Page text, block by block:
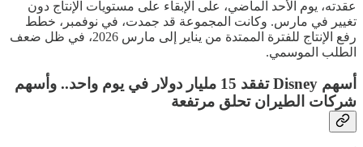
عقدته، يوم الأحد الماضي، على الإبقاء على مستويات الإنتاج دون
تغيير في مارس. وكانت المجموعة قد جمدت، في نوفمبر، خطط
رفع الإنتاج للفترة الممتدة من يناير إلى مارس 2026، في ظل ضعف
الطلب الموسمي.
أسهم Disney تفقد 15 مليار دولار في يوم واحد.. وأسهم
شركات الطيران تحلق مرتفعة